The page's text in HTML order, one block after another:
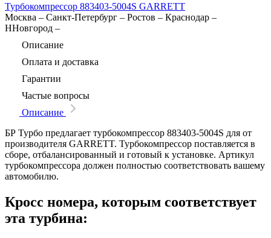
Турбокомпрессор 883403-5004S GARRETT
Москва – Санкт-Петербург – Ростов – Краснодар –
ННовгород –
Описание
Оплата и доставка
Гарантии
Частые вопросы
Описание
БР Турбо предлагает турбокомпрессор 883403-5004S для от
производителя GARRETT. Турбокомпрессор поставляется в
сборе, отбалансированный и готовый к установке. Артикул
турбокомпрессора должен полностью соответствовать вашему
автомобилю.
Кросс номера, которым соответствует
эта турбина: